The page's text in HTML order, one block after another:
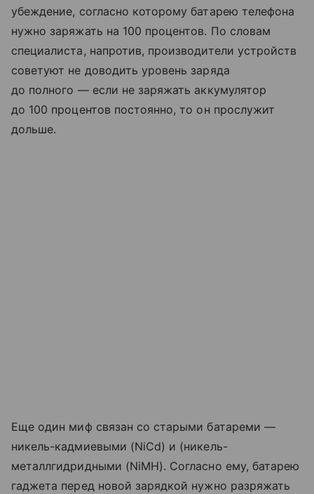
убеждение, согласно которому батарею телефона
нужно заряжать на 100 процентов. По словам
специалиста, напротив, производители устройств
советуют не доводить уровень заряда
до полного — если не заряжать аккумулятор
до 100 процентов постоянно, то он прослужит
дольше.
Еще один миф связан со старыми батареми —
никель-кадмиевыми (NiCd) и (никель-
металлгидридными (NiMH). Согласно ему, батарею
гаджета перед новой зарядкой нужно разряжать